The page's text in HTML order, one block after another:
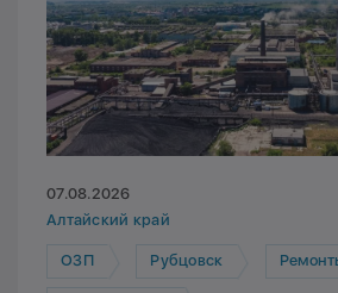
07.08.2026
Алтайский край
ОЗП Рубцовск